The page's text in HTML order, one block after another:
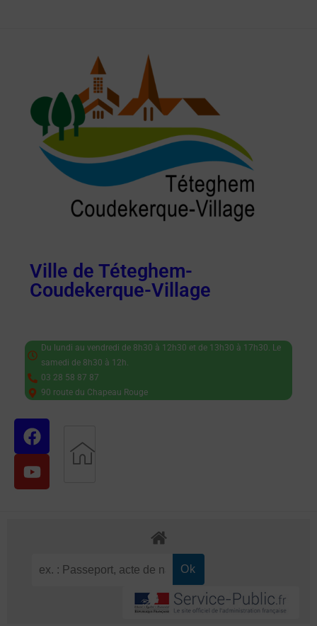
Ville de Téteghem-
Coudekerque-Village
Du lundi au vendredi de 8h30 à 12h30 et de 13h30 à 17h30. Le
samedi de 8h30 à 12h.
03 28 58 87 87
90 route du Chapeau Rouge